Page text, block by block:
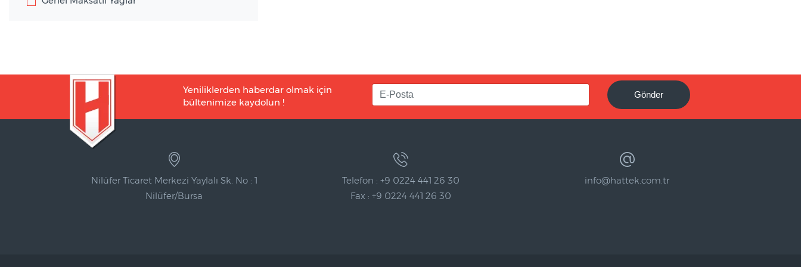
Yeniliklerden haberdar olmak için
bültenimize kaydolun !
Gönder
Nilüfer Ticaret Merkezi Yaylalı Sk. No : 1
Nilüfer/Bursa
Telefon : +9 0224 441 26 30
Fax : +9 0224 441 26 30
info@hattek.com.tr